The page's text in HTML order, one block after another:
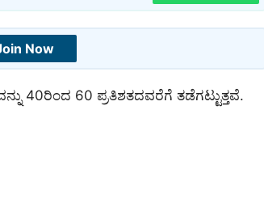
Now
40ರಿಂದ 60 ಪ್ರತಿಶತದವರೆಗೆ ತಡೆಗಟ್ಟುತ್ತವೆ.